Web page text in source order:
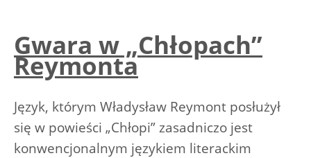
Gwara w „Chłopach”
Reymonta
Język, którym Władysław Reymont posłużył
się w powieści „Chłopi” zasadniczo jest
konwencjonalnym językiem literackim